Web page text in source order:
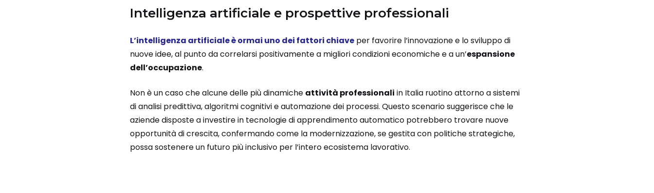
Intelligenza artificiale e prospettive professionali
L’intelligenza artificiale è ormai uno dei fattori chiaveper favorire l’innovazione e lo sviluppo di
nuove idee, al punto da correlarsi positivamente a migliori condizioni economiche e a un’espansione
dell’occupazione.
Non è un caso che alcune delle più dinamiche attività professionali in Italia ruotino attorno a sistemi
di analisi predittiva, algoritmi cognitivi e automazione dei processi. Questo scenario suggerisce che le
aziende disposte a investire in tecnologie di apprendimento automatico potrebbero trovare nuove
opportunità di crescita, confermando come la modernizzazione, se gestita con politiche strategiche,
possa sostenere un futuro più inclusivo per l’intero ecosistema lavorativo.